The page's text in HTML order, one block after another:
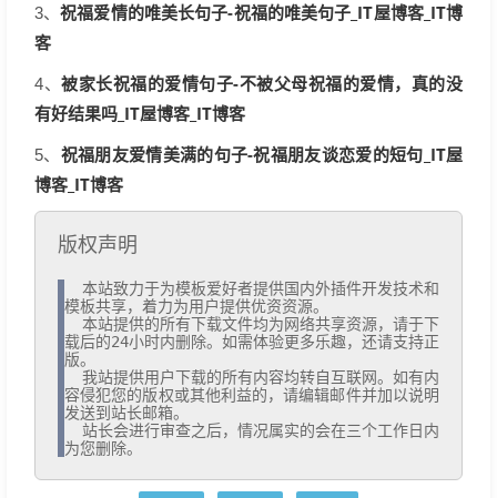
3、祝福爱情的唯美长句子-祝福的唯美句子_IT屋博客_IT博
客
4、被家长祝福的爱情句子-不被父母祝福的爱情，真的没
有好结果吗_IT屋博客_IT博客
5、 祝福朋友爱情美满的句子-祝福朋友谈恋爱的短句_IT屋
博客_IT博客
版权声明
模板共享，着力为用户提供优资资源。
载后的24小时内删除。如需体验更多乐趣，还请支持正
版。
容侵犯您的版权或其他利益的，请编辑邮件并加以说明
发送到站长邮箱。
为您删除。